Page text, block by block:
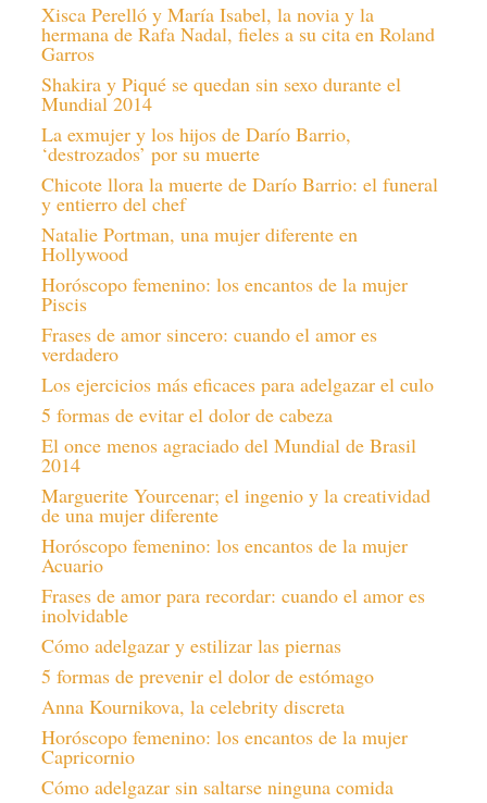
Xisca Perelló y María Isabel, la novia y la
hermana de Rafa Nadal, fieles a su cita en Roland
Garros
Shakira y Piqué se quedan sin sexo durante el
Mundial 2014
La exmujer y los hijos de Darío Barrio,
‘destrozados’ por su muerte
Chicote llora la muerte de Darío Barrio: el funeral
y entierro del chef
Natalie Portman, una mujer diferente en
Hollywood
Horóscopo femenino: los encantos de la mujer
Piscis
Frases de amor sincero: cuando el amor es
verdadero
Los ejercicios más eficaces para adelgazar el culo
5 formas de evitar el dolor de cabeza
El once menos agraciado del Mundial de Brasil
2014
Marguerite Yourcenar; el ingenio y la creatividad
de una mujer diferente
Horóscopo femenino: los encantos de la mujer
Acuario
Frases de amor para recordar: cuando el amor es
inolvidable
Cómo adelgazar y estilizar las piernas
5 formas de prevenir el dolor de estómago
Anna Kournikova, la celebrity discreta
Horóscopo femenino: los encantos de la mujer
Capricornio
Cómo adelgazar sin saltarse ninguna comida